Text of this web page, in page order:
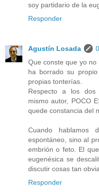
soy partidario de la
Responder
Agustín Losada
Que conste que yo
ha borrado su
propias tonterías.
Respecto a los dos
mismo autor, POCO
quede constancia del
Cuando hablamos
espontáneo, sino al
embrión o feto. El
eugenésica se
discutir cosas tan
Responder